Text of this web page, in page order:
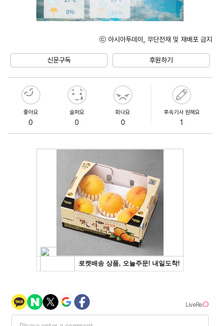
ⓒ 아시아투데이, 무단전재 및 재배포 금지
신문구독 후원하기
좋아요
0
슬퍼요
0
화나요
0
후속기사 원해요
1